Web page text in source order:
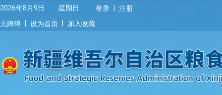
2026年8月9日 星期日 登录
注册
无障碍
设为首页 加入收藏